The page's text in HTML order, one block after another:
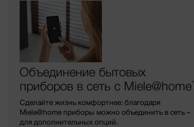
Объединение бытовых
приборов в сеть с Miele@home*
Сделайте жизнь комфортнее: благодаря
Miele@home приборы можно объединить в сеть –
для дополнительных опций.